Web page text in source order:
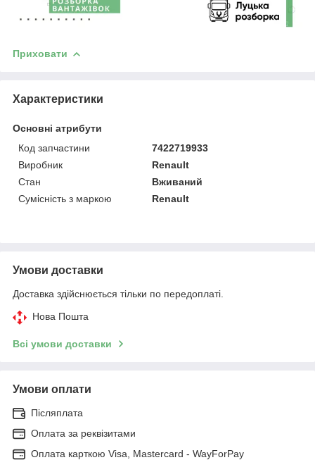
Приховати
Характеристики
Основні атрибути
Код запчастини
7422719933
Виробник
Renault
Стан
Вживаний
Сумісність з маркою
Renault
Умови доставки
Доставка здійснюється тільки по передоплаті.
Нова Пошта
Всі умови доставки
Умови оплати
Післяплата
Оплата за реквізитами
Оплата карткою Visa, Mastercard - WayForPay